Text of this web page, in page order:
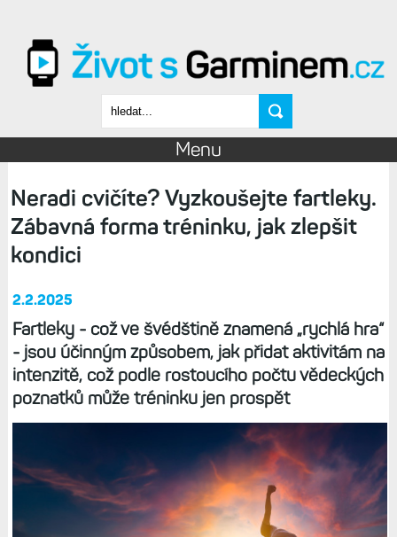
Vyhledávání
Menu
Neradi cvičíte? Vyzkoušejte fartleky.
Zábavná forma tréninku, jak zlepšit
kondici
2.2.2025
Fartleky - což ve švédštině znamená „rychlá hra“
- jsou účinným způsobem, jak přidat aktivitám na
intenzitě, což podle rostoucího počtu vědeckých
poznatků může tréninku jen prospět